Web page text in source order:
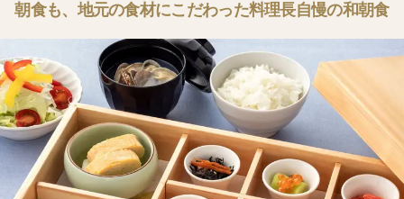
朝食も、地元の食材にこだわった料理長自慢の和朝食